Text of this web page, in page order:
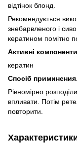
відтінок блонд.
Рекомендується
знебарвленого і
кератином помітно
Активні
кератин
Спосіб приминения.
Рівномірно
впливати. Потім
повторити.